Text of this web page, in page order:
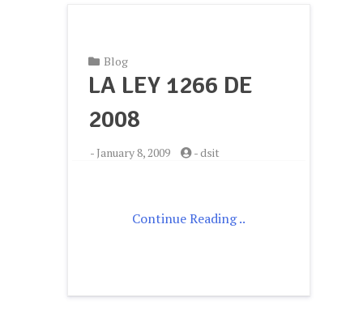
Blog
LA LEY 1266 DE
2008
- January 8, 2009 -dsit
Continue Reading ..